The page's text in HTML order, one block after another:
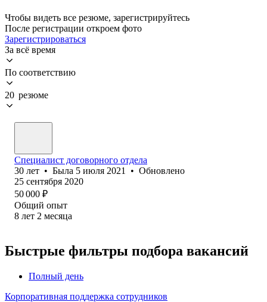
Чтобы видеть все резюме, зарегистрируйтесь
После регистрации откроем фото
Зарегистрироваться
За всё время
По соответствию
20 резюме
Специалист договорного отдела
30 лет • Была 5 июля 2021 • Обновлено
25 сентября 2020
50 000 ₽
Общий опыт
8 лет 2 месяца
Быстрые фильтры подбора вакансий
Полный день
Корпоративная поддержка сотрудников